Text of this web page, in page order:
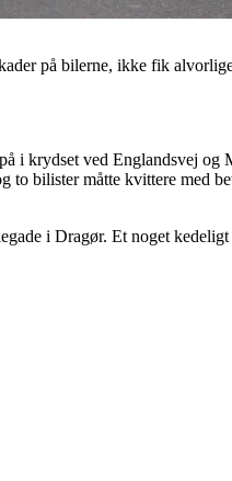
på bilerne, ikke fik
krydset ved Englandsvej
bilister måtte kvittere med
i Dragør. Et noget